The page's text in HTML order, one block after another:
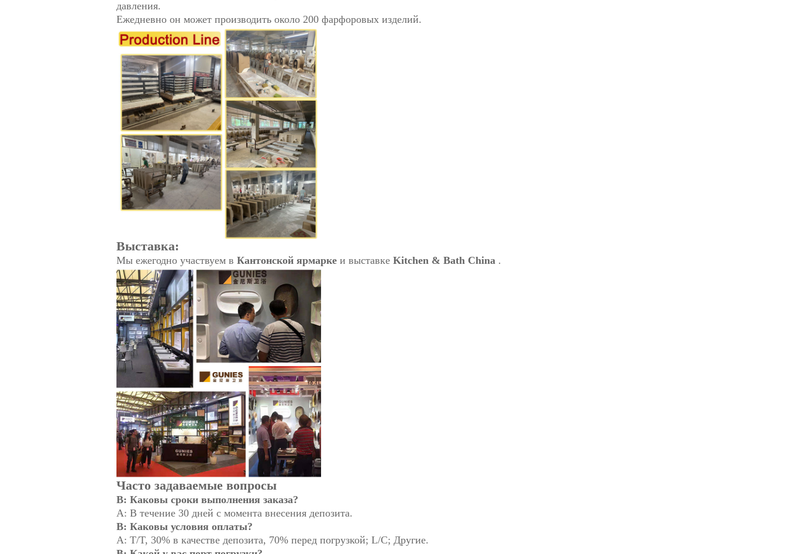
давления.
Ежедневно он может производить около 200 фарфоровых изделий.
Выставка:
Мы ежегодно участвуем в Кантонской ярмарке и выставке Kitchen & Bath China .
Часто задаваемые вопросы
В: Каковы сроки выполнения заказа?
A: В течение 30 дней с момента внесения депозита.
В: Каковы условия оплаты?
A: T/T, 30% в качестве депозита, 70% перед погрузкой; L/C; Другие.